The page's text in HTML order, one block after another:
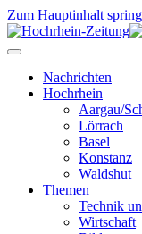
Zum Hauptinhalt
Nachrichten
Hochrhein
Aargau/
Lörrach
Basel
Konstanz
Waldshut
Themen
Technik
Wirtschaft